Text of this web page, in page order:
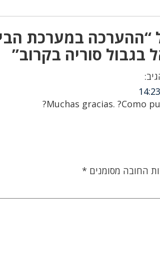
במערכת
בגבול סוריה בקרוב”
Muchas gracias. ?Como
החובה מסומנים *